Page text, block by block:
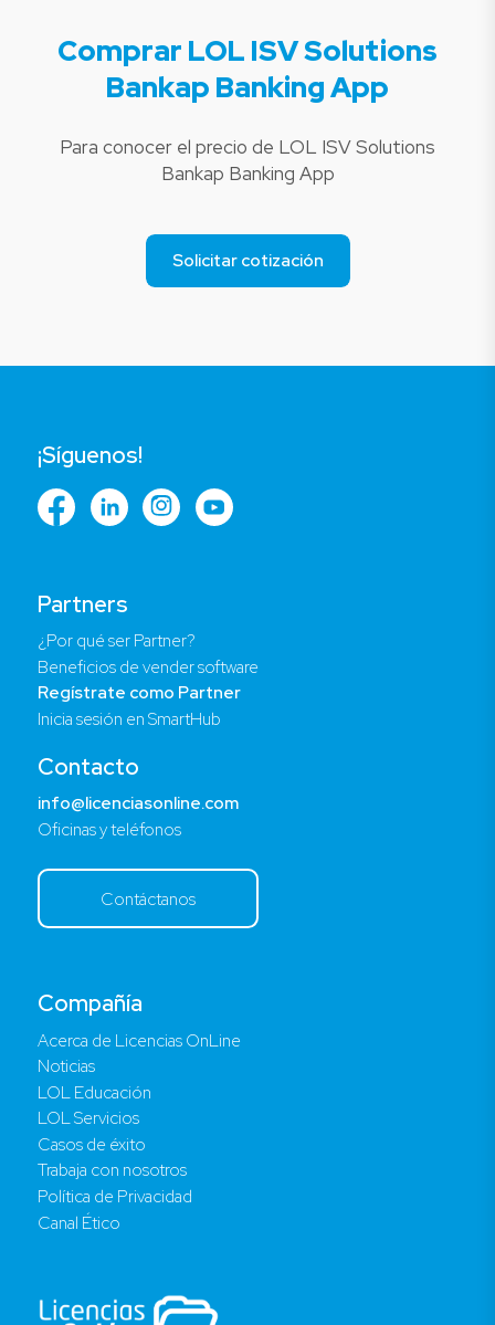
Comprar LOL ISV Solutions
Bankap Banking App
Para conocer el precio de LOL ISV Solutions
Bankap Banking App
Solicitar cotización
Compañía
Acerca de Licencias OnLine
Noticias
LOL Educación
LOL Servicios
Casos de éxito
Trabaja con nosotros
Política de Privacidad
Canal Ético
Partners
¿Por qué ser Partner?
Beneficios de vender software
Regístrate como Partner
Inicia sesión en SmartHub
Contacto
info@licenciasonline.com
Oficinas y teléfonos
Contáctanos
¡Síguenos!